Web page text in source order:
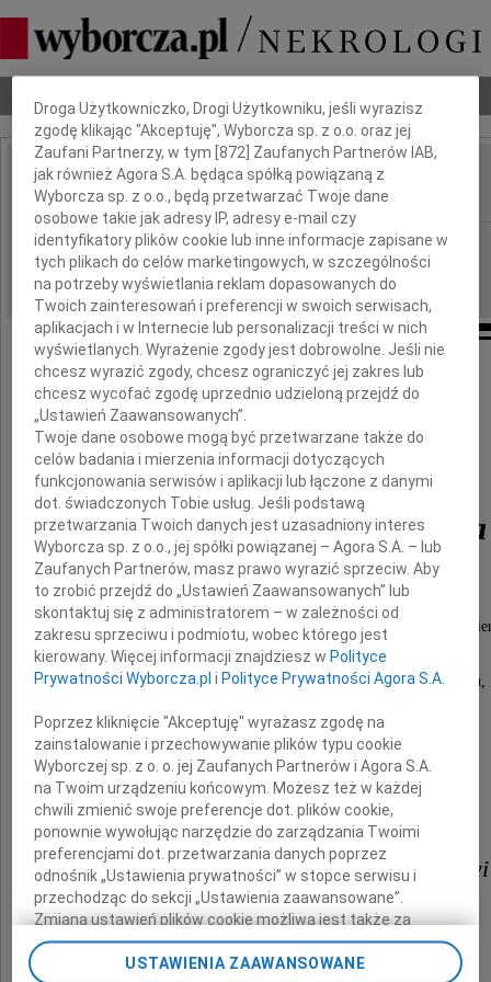
IMIĘ I NAZWISKO: Andrzej Kramer
REGION: Kraków, cała Polska
DATA EMISJI: 17.04.2010
Do głębi poruszeni tragiczną śmiercią
dr. Andrzeja Kremera
Wiceministra Spraw Zagranicznych
jednej z ofiar katastrofy lotniczej pod
wyrazy najserdeczniejszego współczucia i żalu,
Jego Żonie
Marii
Synom
Janowi, Jakubowi i Maciejowi
Rodzinie i Najbliższym
Dbamy o Twoją prywatność
Droga Użytkowniczko, Drogi Użytkowniku, jeśli wyrazisz
zgodę klikając "Akceptuję", Wyborcza sp. z o.o. oraz jej
Zaufani Partnerzy, w tym [872 ] Zaufanych Partnerów IAB,
jak również Agora S.A. będąca spółką powiązaną z
Wyborcza sp. z o.o., będą przetwarzać Twoje dane
osobowe takie jak adresy IP, adresy e-mail czy
identyfikatory plików cookie lub inne informacje zapisane w
tych plikach do celów marketingowych, w szczególności
na potrzeby wyświetlania reklam dopasowanych do
Twoich zainteresowań i preferencji w swoich serwisach,
aplikacjach i w Internecie lub personalizacji treści w nich
wyświetlanych. Wyrażenie zgody jest dobrowolne. Jeśli nie
chcesz wyrazić zgody, chcesz ograniczyć jej zakres lub
chcesz wycofać zgodę uprzednio udzieloną przejdź do
„Ustawień Zaawansowanych”.
Twoje dane osobowe mogą być przetwarzane także do
celów badania i mierzenia informacji dotyczących
funkcjonowania serwisów i aplikacji lub łączone z danymi
dot. świadczonych Tobie usług. Jeśli podstawą
przetwarzania Twoich danych jest uzasadniony interes
Wyborcza sp. z o.o., jej spółki powiązanej – Agora S.A. – lub
Zaufanych Partnerów, masz prawo wyrazić sprzeciw. Aby
to zrobić przejdź do „Ustawień Zaawansowanych” lub
skontaktuj się z administratorem – w zależności od
zakresu sprzeciwu i podmiotu, wobec którego jest
kierowany. Więcej informacji znajdziesz w Polityce
Prywatności Wyborcza.pl i Polityce Prywatności Agora S.A.
Poprzez kliknięcie "Akceptuję" wyrażasz zgodę na
zainstalowanie i przechowywanie plików typu cookie
Wyborczej sp. z o. o. jej Zaufanych Partnerów i Agora S.A.
na Twoim urządzeniu końcowym. Możesz też w każdej
chwili zmienić swoje preferencje dot. plików cookie,
ponownie wywołując narzędzie do zarządzania Twoimi
preferencjami dot. przetwarzania danych poprzez
odnośnik „Ustawienia prywatności” w stopce serwisu i
przechodząc do sekcji „Ustawienia zaawansowane”.
Zmiana ustawień plików cookie możliwa jest także za
pomocą ustawień przeglądarki.
USTAWIENIA ZAAWANSOWANE